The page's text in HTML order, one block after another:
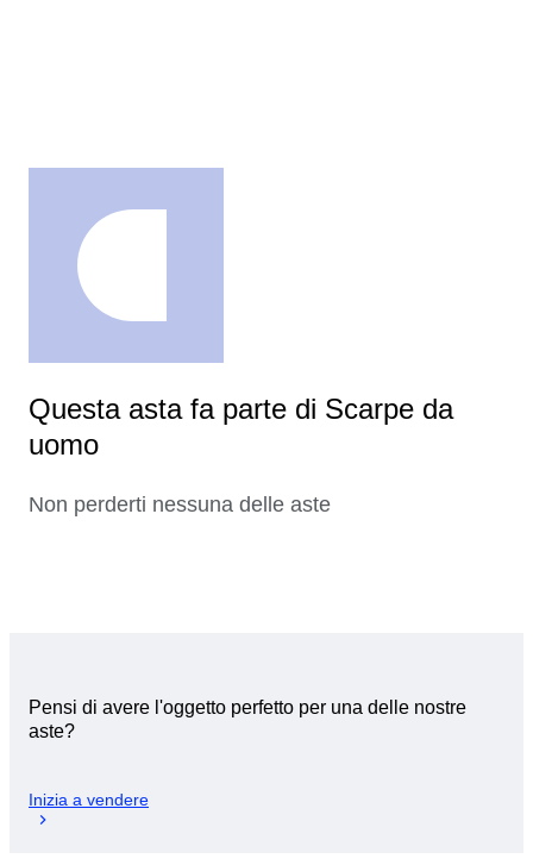
Questa asta fa parte di Scarpe da
uomo
Non perderti nessuna delle aste
Pensi di avere l'oggetto perfetto per una delle nostre
aste?
Inizia a vendere